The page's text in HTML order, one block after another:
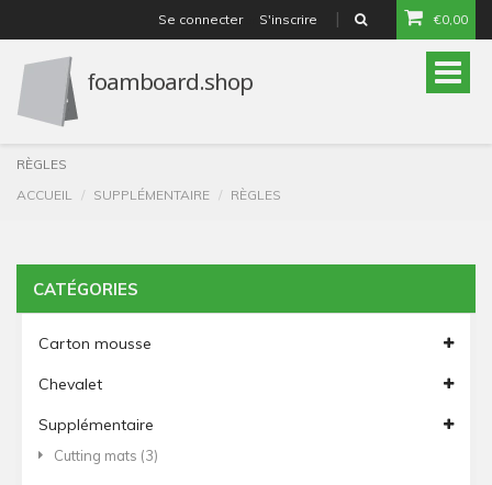
Se connecter S'inscrire €0,00
Toggle
RÈGLES
ACCUEIL
SUPPLÉMENTAIRE RÈGLES
CATÉGORIES
Carton mousse
Chevalet
Supplémentaire
Cutting mats (3)